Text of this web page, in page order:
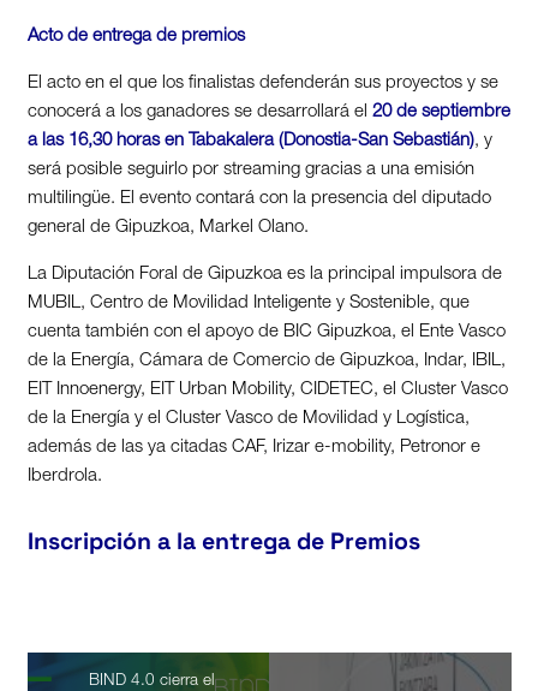
Acto de entrega de premios
El acto en el que los finalistas defenderán sus proyectos y se
conocerá a los ganadores se desarrollará el 20 de septiembre
a las 16,30 horas en Tabakalera (Donostia-San Sebastián), y
será posible seguirlo por streaming gracias a una emisión
multilingüe. El evento contará con la presencia del diputado
general de Gipuzkoa, Markel Olano.
La Diputación Foral de Gipuzkoa es la principal impulsora de
MUBIL, Centro de Movilidad Inteligente y Sostenible, que
cuenta también con el apoyo de BIC Gipuzkoa, el Ente Vasco
de la Energía, Cámara de Comercio de Gipuzkoa, Indar, IBIL,
EIT Innoenergy, EIT Urban Mobility, CIDETEC, el Cluster Vasco
de la Energía y el Cluster Vasco de Movilidad y Logística,
además de las ya citadas CAF, Irizar e-mobility, Petronor e
Iberdrola.
Inscripción a la entrega de Premios
BIND 4.0 cierra el